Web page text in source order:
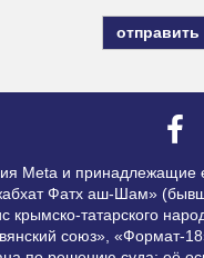
Meta и принадлежащие
Фатх аш-Шам»
татарского
союз», «Формат-